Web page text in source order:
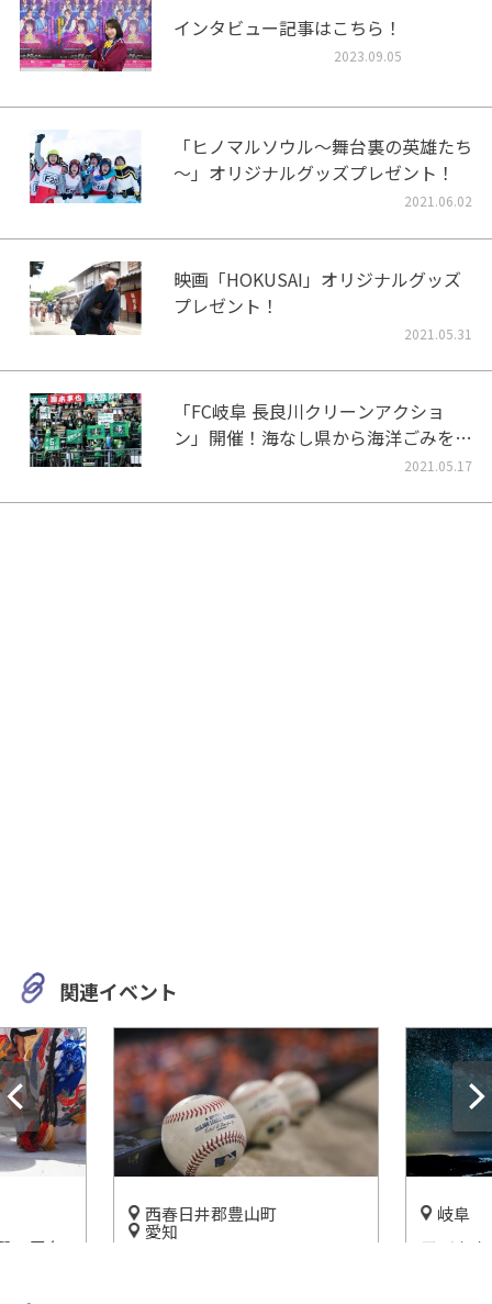
インタビュー記事はこちら！
2023.09.05
「ヒノマルソウル～舞台裏の英雄たち
～」オリジナルグッズプレゼント！
2021.06.02
映画「HOKUSAI」オリジナルグッズ
プレゼント！
2021.05.31
「FC岐阜 長良川クリーンアクショ
ン」開催！海なし県から海洋ごみをな
2021.05.17
関連イベント
屋台
西春日井郡豊山町
愛知
岐阜
子ども